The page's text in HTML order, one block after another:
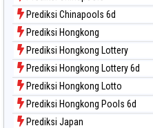
Data Togel Taiwan
Prediksi Chinapools 6d
Prediksi Hongkong
Prediksi Hongkong Lottery
Prediksi Hongkong Lottery 6d
Prediksi Hongkong Lotto
Prediksi Hongkong Pools 6d
Prediksi Japan